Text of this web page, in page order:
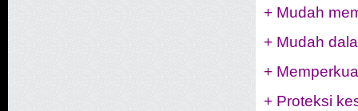
+ Mudah
+ Mudah
+
+ Proteksi